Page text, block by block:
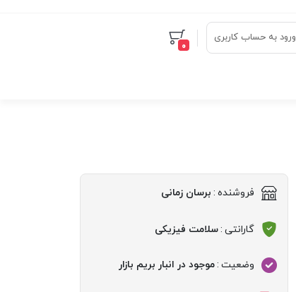
ورود به حساب کاربری
0
فروشنده : برسان زمانی
گارانتی :سلامت فیزیکی
وضعیت :موجود در انبار بریم بازار